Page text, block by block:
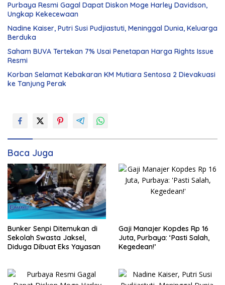
Purbaya Resmi Gagal Dapat Diskon Moge Harley Davidson,
Ungkap Kekecewaan
Nadine Kaiser, Putri Susi Pudjiastuti, Meninggal Dunia, Keluarga
Berduka
Saham BUVA Tertekan 7% Usai Penetapan Harga Rights Issue
Resmi
Korban Selamat Kebakaran KM Mutiara Sentosa 2 Dievakuasi
ke Tanjung Perak
Baca Juga
Bunker Senpi Ditemukan di
Sekolah Swasta Jaksel,
Diduga Dibuat Eks Yayasan
Gaji Manajer Kopdes Rp 16
Juta, Purbaya: ‘Pasti Salah,
Kegedean!’